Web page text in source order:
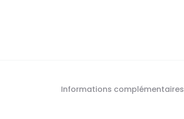
Informations complémentaires